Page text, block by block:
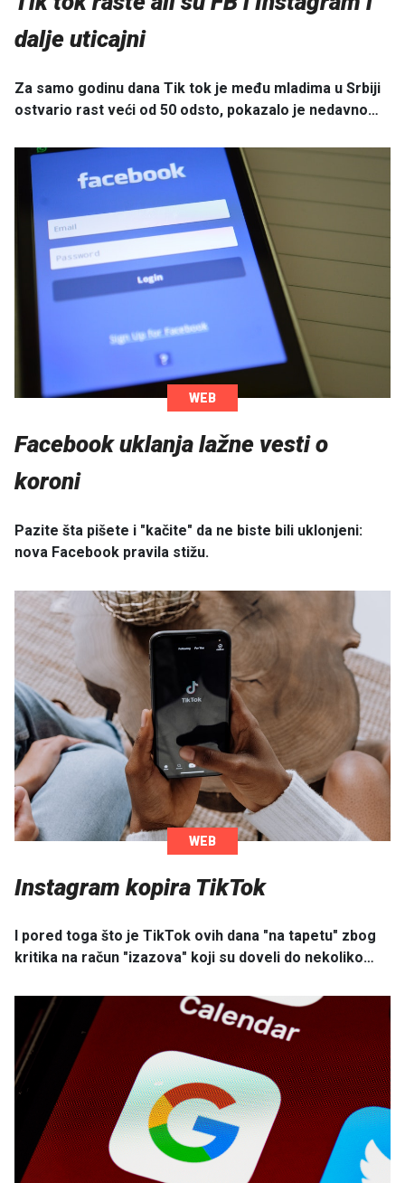
dalje uticajni
Za samo godinu dana Tik tok je među mladima u Srbiji
ostvario rast veći od 50 odsto, pokazalo je nedavno…
WEB
Facebook uklanja lažne vesti o
koroni
Pazite šta pišete i "kačite" da ne biste bili uklonjeni:
nova Facebook pravila stižu.
WEB
Instagram kopira TikTok
I pored toga što je TikTok ovih dana "na tapetu" zbog
kritika na račun "izazova" koji su doveli do nekoliko…